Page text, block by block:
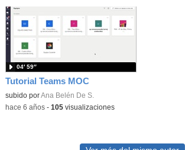
Tutorial Teams MOC
subido porAna Belén De S.
04′ 59″
-hace 6 años- 105visualizaciones